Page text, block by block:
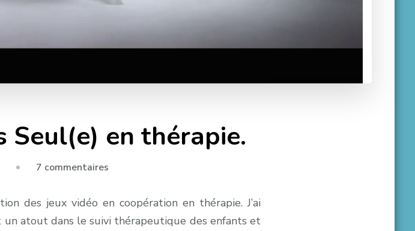
Seul(e) en thérapie.
7 commentairessur
Alone
:
des jeux vidéo en coopération en thérapie. J’ai
atout dans le suivi thérapeutique des enfants et